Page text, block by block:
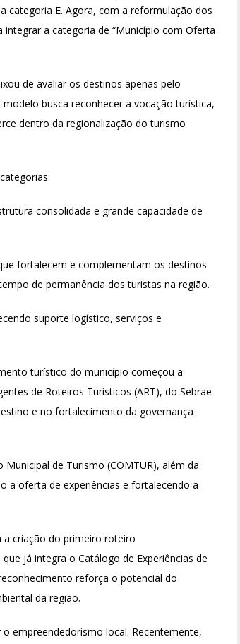
categoria E. Agora, com a reformulação dos
a categoria de “Município com Oferta
de avaliar os destinos apenas pelo
busca reconhecer a vocação turística,
dentro da regionalização do turismo
consolidada e grande capacidade de
fortalecem e complementam os destinos
de permanência dos turistas na região.
suporte logístico, serviços e
turístico do município começou a
de Roteiros Turísticos (ART), do Sebrae
e no fortalecimento da governança
de Turismo (COMTUR), além da
a oferta de experiências e fortalecendo a
a criação do primeiro roteiro
já integra o Catálogo de Experiências de
reforça o potencial do
da região.
empreendedorismo local. Recentemente,